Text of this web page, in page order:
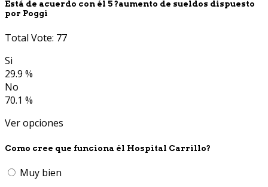
Está de acuerdo con él 5 ?aumento de sueldos dispuesto
por Poggi
Total Vote: 77
Si
29.9 %
No
70.1 %
Ver opciones
Como cree que funciona él Hospital Carrillo?
Muy bien